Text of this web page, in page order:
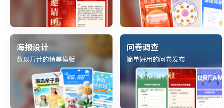
海报设计
数以万计的精美模版
问卷调查
简单好用的问卷发布